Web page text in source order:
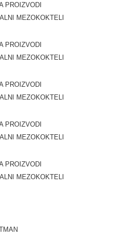
PROIZVODI
MEZOKOKTELI
PROIZVODI
MEZOKOKTELI
PROIZVODI
MEZOKOKTELI
PROIZVODI
MEZOKOKTELI
PROIZVODI
MEZOKOKTELI